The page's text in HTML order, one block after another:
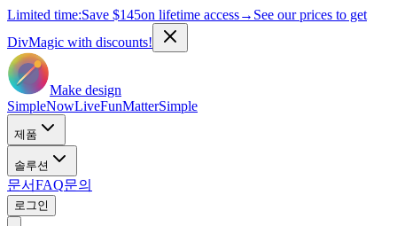
Limited time:Save $145on lifetime access→ See our prices to get
DivMagic with discounts!
Make design
SimpleNowLiveFunMatterSimple
제품
솔루션
문서FAQ문의
로그인